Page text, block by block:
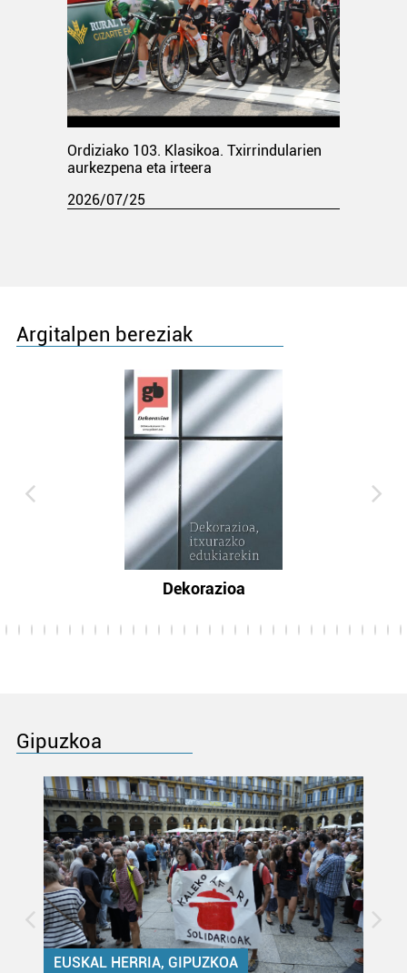
Ordiziako 103. Klasikoa. Txirrindularien
aurkezpena eta irteera
2026/07/25
Argitalpen bereziak
Dekorazioa
Gipuzkoa
EUSKAL HERRIA, GIPUZKOA